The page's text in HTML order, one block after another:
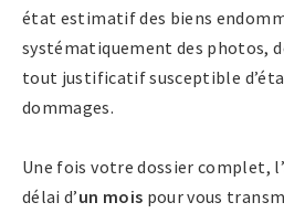
état estimatif des biens
systématiquement des photos,
tout justificatif susceptible
dommages.
Une fois votre dossier complet,
délai d’un mois pour vous